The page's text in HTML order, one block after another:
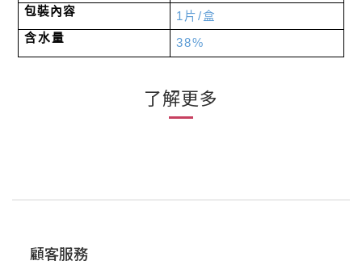
包裝內容
1 片/盒
含水量
38%
了解更多
顧客服務